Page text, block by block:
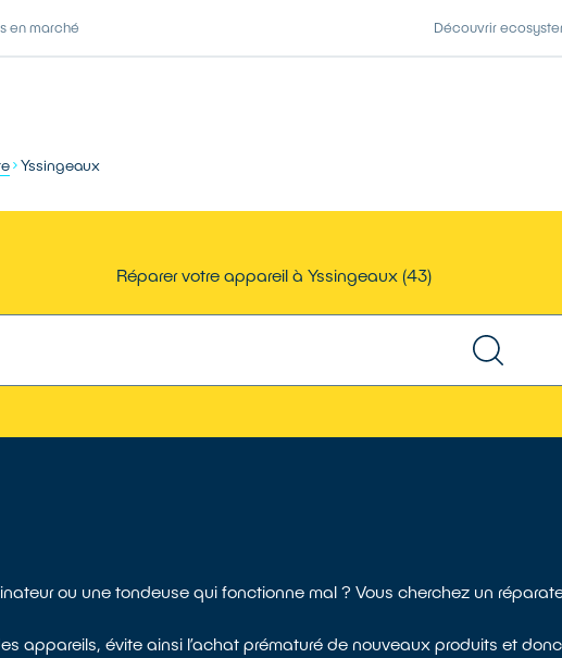
en marché Découvrir
Yssingeaux
Réparer votre appareil à Yssingeaux (43)
ou une tondeuse qui fonctionne mal ? Vous cherchez un
appareils, évite ainsi l’achat prématuré de nouveaux produits et